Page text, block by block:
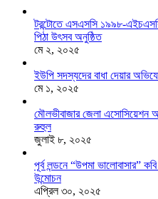
টরন্টোতে এসএসসি ১৯৯৮-
পিঠা উৎসব অনুষ্ঠিত
মে ২, ২০২৫
ইউপি সদস্যদের বাধা দেয়ার
মে ১, ২০২৫
মৌলভীবাজার জেলা এসোসিয়েশন
রুহুল
জুলাই ৮, ২০২৫
পূর্ব লন্ডনে “উপমা ভালোবাসার”
উন্মোচন
এপ্রিল ৩০, ২০২৫